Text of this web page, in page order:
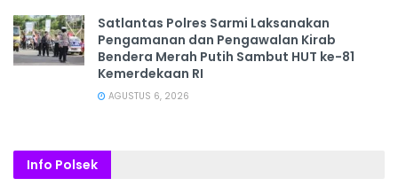
Satlantas Polres Sarmi Laksanakan
Pengamanan dan Pengawalan Kirab
Bendera Merah Putih Sambut HUT ke-81
Kemerdekaan RI
AGUSTUS 6, 2026
Info Polsek